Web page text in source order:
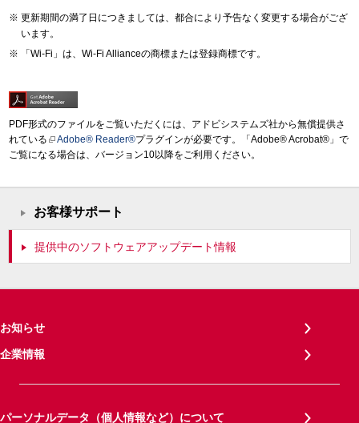
更新期間の満了日につきましては、都合により予告なく変更する場合がござ
います。
「Wi-Fi」は、Wi-Fi Allianceの商標または登録商標です。
PDF形式のファイルをご覧いただくには、アドビシステムズ社から無償提供さ
れている
Adobe® Reader®プラグインが必要です。「Adobe® Acrobat®」で
ご覧になる場合は、バージョン10以降をご利用ください。
お客様サポート
提供中のソフトウェアアップデート情報
お知らせ
企業情報
パーソナルデータ（個人情報など）について